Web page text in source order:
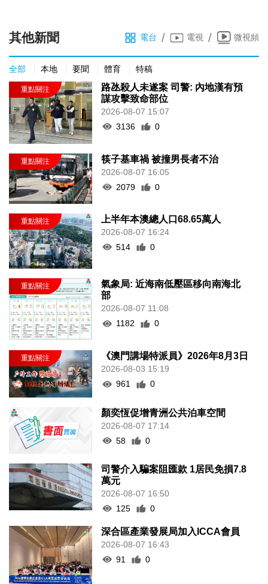
其他新聞 電台 / 電視 / 微視頻
全部 本地 要聞 體育 特稿
路氹殺人未遂案 司警: 內地漢有預
謀攻擊致命部位
2026-08-07 15:07
3136
0
筷子基車禍 被撞男長者不治
2026-08-07 16:05
2079
0
上半年本澳總人口68.65萬人
2026-08-07 16:24
514
0
氣象局: 近海南低壓區移向南海北
部
2026-08-07 11:08
1182
0
《澳門講場特派員》2026年8月3日
2026-08-03 15:19
961
0
顏奕恆促增青洲公共泊車空間
2026-08-07 17:14
58
0
司警介入騙案阻匯款 1居民免損7.8
萬元
2026-08-07 16:50
125
0
深合區產業發展局加入ICCA會員
2026-08-07 16:43
91
0